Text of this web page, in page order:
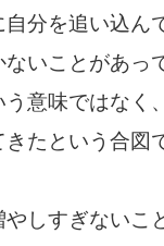
分を追い込ん
いことがあっ
う意味ではなく
たという合図
やしすぎないこ